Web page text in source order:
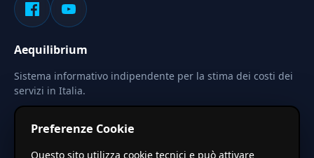
Aequilibrium
Sistema informativo indipendente per la stima dei costi dei
servizi in Italia.
Le stime pubblicate sono calcolate tramite coefficienti
Preferenze Cookie
Questo sito utilizza cookie tecnici e può attivare